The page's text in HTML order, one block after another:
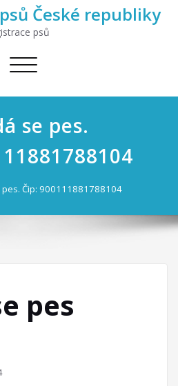
České republiky
psů
Toggle
se pes.
Čip: 900111881788104
pes